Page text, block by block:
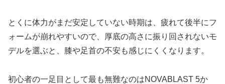
とくに体力がまだ安定していない時期は、疲れて後半にフ
ォームが崩れやすいので、厚底の高さに振り回されないモ
デルを選ぶと、膝や足首の不安も感じにくくなります。
初心者の一足目として最も無難なのはNOVABLAST 5か